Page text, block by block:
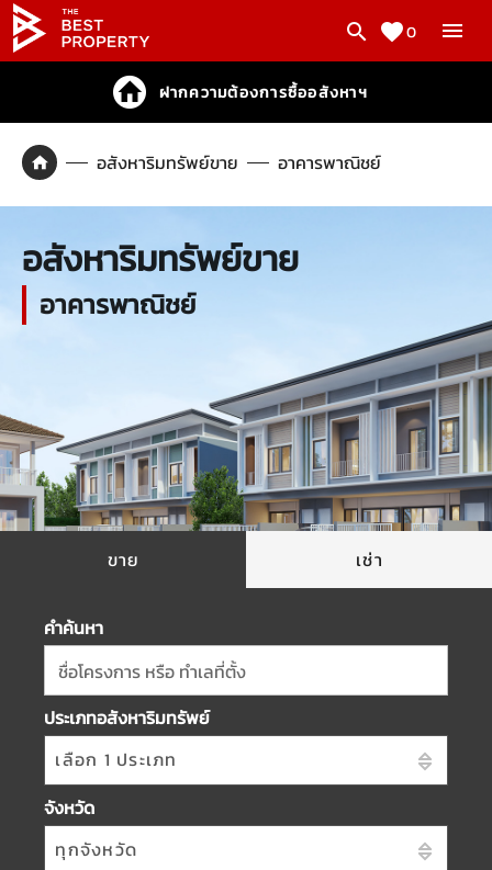
0
ฝากความต้องการซื้ออสังหาฯ
อสังหาริมทรัพย์ขาย อาคารพาณิชย์
อสังหาริมทรัพย์ขาย
อาคารพาณิชย์
ขาย เช่า
คำค้นหา
ชื่อโครงการ หรือ ทำเลที่ตั้ง
ประเภทอสังหาริมทรัพย์
เลือก 1 ประเภท
จังหวัด
ทุกจังหวัด